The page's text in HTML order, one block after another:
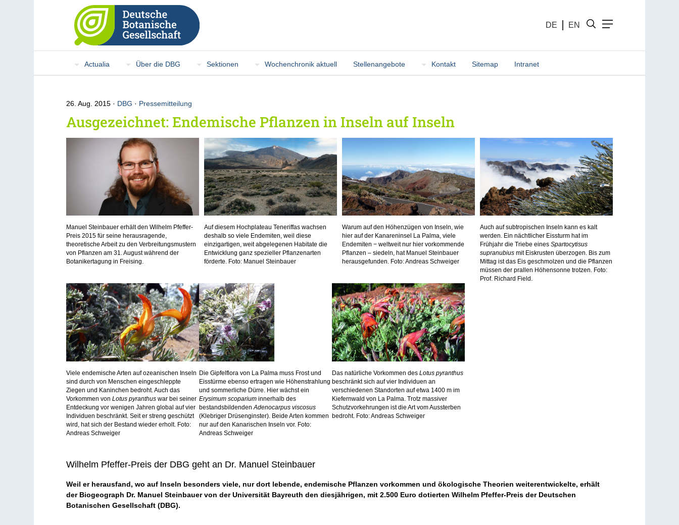
DE EN
Actualia Über die DBG Sektionen Wochenchronik aktuell Stellenangebote Kontakt Sitemap Intranet
26. Aug. 2015 DBG · Pressemitteilung
Ausgezeichnet: Endemische Pflanzen in Inseln auf Inseln
Manuel Steinbauer erhält den Wilhelm Pfeffer-
Preis 2015 für seine herausragende,
theoretische Arbeit zu den Verbreitungsmustern
von Pflanzen am 31. August während der
Botanikertagung in Freising.
Auf diesem Hochplateau Teneriffas wachsen
deshalb so viele Endemiten, weil diese
einzigartigen, weit abgelegenen Habitate die
Entwicklung ganz spezieller Pflanzenarten
förderte. Foto: Manuel Steinbauer
Warum auf den Höhenzügen von Inseln, wie
hier auf der Kanareninsel La Palma, viele
Endemiten − weltweit nur hier vorkommende
Pflanzen – siedeln, hat Manuel Steinbauer
herausgefunden. Foto: Andreas Schweiger
Auch auf subtropischen Inseln kann es kalt
werden. Ein nächtlicher Eissturm hat im
Frühjahr die Triebe eines Spartocytisus
supranubiusmit Eiskrusten überzogen. Bis zum
Mittag ist das Eis geschmolzen und die Pflanzen
müssen der prallen Höhensonne trotzen. Foto:
Prof. Richard Field.
Viele endemische Arten auf ozeanischen Inseln
sind durch von Menschen eingeschleppte
Ziegen und Kaninchen bedroht. Auch das
Vorkommen vonLotus pyranthus war bei seiner
Entdeckung vor wenigen Jahren global auf vier
Individuen beschränkt. Seit er streng geschützt
wird, hat sich der Bestand wieder erholt. Foto:
Andreas Schweiger
Die Gipfelflora von La Palma muss Frost und
Eisstürme ebenso ertragen wie Höhenstrahlung
und sommerliche Dürre. Hier wächst ein
Erysimum scoparium innerhalb des
bestandsbildendenAdenocarpus viscosus
(Klebriger Drüsenginster). Beide Arten kommen
nur auf den Kanarischen Inseln vor. Foto:
Andreas Schweiger
Das natürliche Vorkommen des Lotus pyranthus
beschränkt sich auf vier Individuen an
verschiedenen Standorten auf etwa 1400 m im
Kiefernwald von La Palma. Trotz massiver
Schutzvorkehrungen ist die Art vom Aussterben
bedroht. Foto: Andreas Schweiger
Wilhelm Pfeffer-Preis der DBG geht an Dr. Manuel Steinbauer
Weil er herausfand, wo auf Inseln besonders viele, nur dort lebende, endemische Pflanzen vorkommen und ökologische Theorien weiterentwickelte, erhält
der Biogeograph Dr. Manuel Steinbauer von der Universität Bayreuth den diesjährigen, mit 2.500 Euro dotierten Wilhelm Pfeffer-Preis der Deutschen
Botanischen Gesellschaft (DBG).